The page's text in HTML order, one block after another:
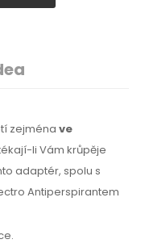
zejména ve
li Vám krůpěje
adaptér, spolu s
Antiperspirantem